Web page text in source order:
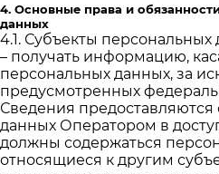
4. Основные права и
данных
4.1. Субъекты
– получать информацию,
персональных данных, за
предусмотренных
Сведения предоставляются
данных Оператором в
должны содержаться
относящиеся к другим